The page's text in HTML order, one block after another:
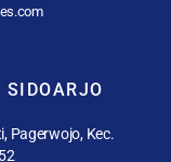
Pagerwojo, Kec.